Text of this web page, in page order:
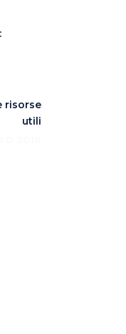
risorse
utili